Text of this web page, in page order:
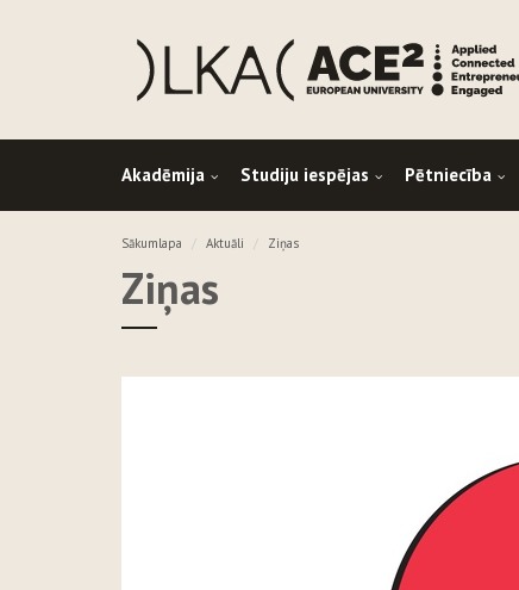
Akadēmija Studiju iespējas Pētniecība
Sākumlapa Aktuāli Ziņas
Ziņas